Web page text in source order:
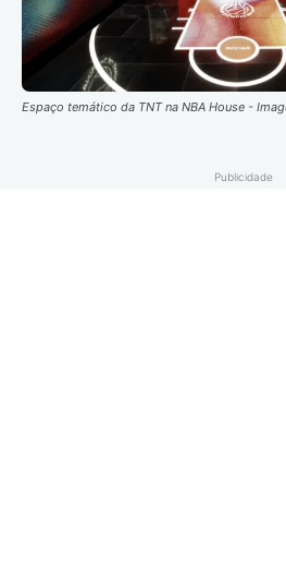
Espaço temático da TNT na NBA House -
Publicidade